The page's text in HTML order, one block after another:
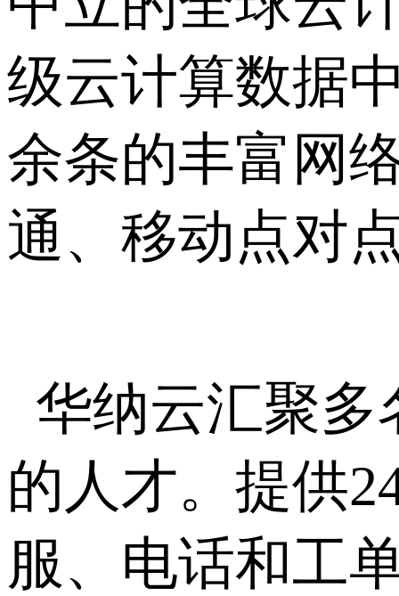
级云计算数据
余条的丰富网
通、移动点对
华纳云汇聚多
的人才。提供
服、电话和工